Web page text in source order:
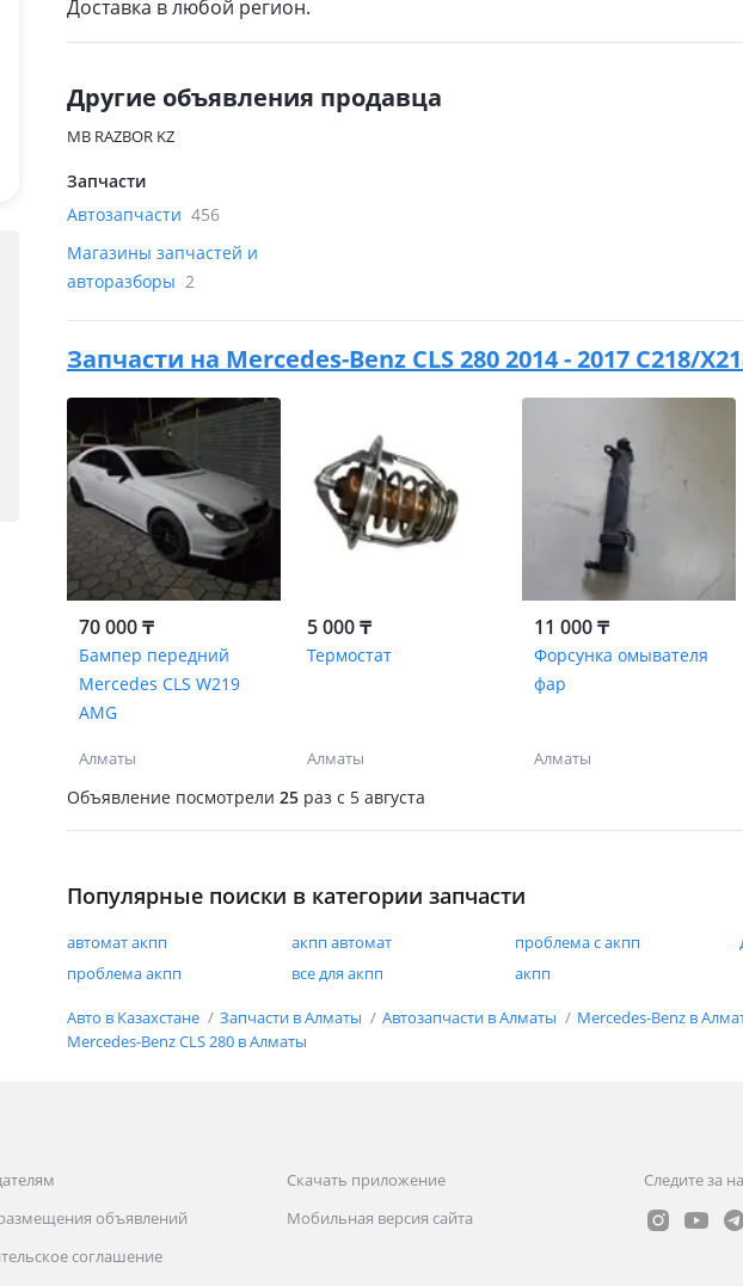
Доставка в любой регион.
Другие объявления продавца
MB RAZBOR KZ
Запчасти
Автозапчасти 456
Магазины запчастей и
авторазборы 2
Запчасти на Mercedes-Benz CLS 280 2014 - 2017 C218/
70 000 ₸
Бампер передний
Mercedes CLS W219
AMG
Алматы
5 000 ₸
Термостат
Алматы
11 000 ₸
Форсунка омывателя
фар
Алматы
Объявление посмотрели 25 раз c 5 августа
Популярные поиски в категории запчасти
автомат акпп акпп автомат проблема с акпп
проблема акпп
все для акпп акпп
Авто в Казахстане Запчасти в Алматы Автозапчасти в Алматы
Mercedes-Benz в
Mercedes-Benz CLS 280 в Алматы
объявлений
соглашение
Скачать приложение
Мобильная версия сайта
Следите за